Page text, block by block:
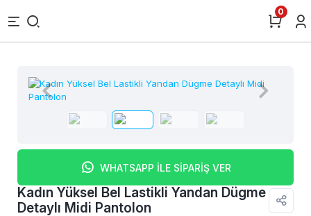
0
WHATSAPP İLE SİPARİŞ VER
Kadın Yüksel Bel Lastikli Yandan Dügme
Detaylı Midi Pantolon